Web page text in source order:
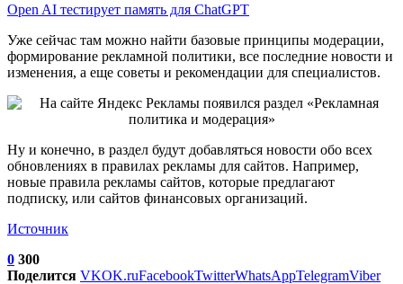
Open AI тестирует память для ChatGPT
Уже сейчас там можно найти базовые принципы модерации,
формирование рекламной политики, все последние новости и
изменения, а еще советы и рекомендации для специалистов.
Ну и конечно, в раздел будут добавляться новости обо всех
обновлениях в правилах рекламы для сайтов. Например,
новые правила рекламы сайтов, которые предлагают
подписку, или сайтов финансовых организаций.
Источник
0 300
Поделится VKOK.ruFacebookTwitterWhatsAppTelegramViber